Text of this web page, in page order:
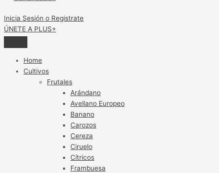
Inicia Sesión o Registrate
ÚNETE A PLUS+
Home
Cultivos
Frutales
Arándano
Avellano Europeo
Banano
Carozos
Cereza
Ciruelo
Cítricos
Frambuesa
Madeira,
Blue
Blue
Maldiva”